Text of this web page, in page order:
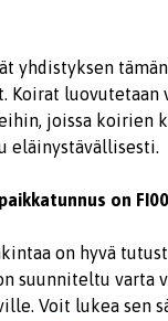
yhdistyksen
Koirat luovutetaan
joissa koirien
eläinystävällisesti.
on
on hyvä
suunniteltu varta
Voit lukea sen